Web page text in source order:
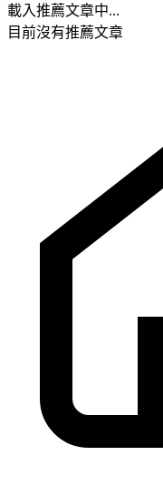
載入推薦文章中...
目前沒有推薦文章